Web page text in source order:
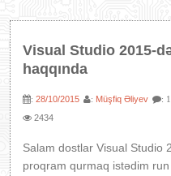
Visual Studio 2015-
haqqında
: 28/10/2015 : Müşfiq Əliyev : 1
2434
Salam dostlar Visual Studio
proqram qurmaq istədim